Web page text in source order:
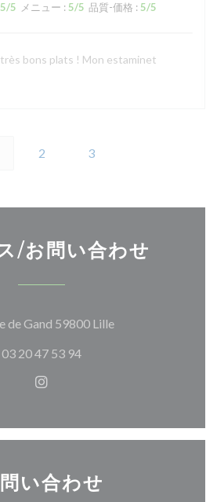
5/5 メニュー : 5/5 品質-価格 : 5/5
bons plats ! Mon estaminet
2 3
/お問い合わせ
de Gand 59800 Lille((新しいウィンド
03 20 47 53 94
Instagram ((新しいウィン
い合わせ